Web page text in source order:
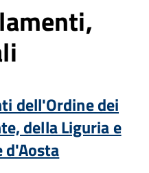
dell'Ordine dei
della Liguria e
d'Aosta